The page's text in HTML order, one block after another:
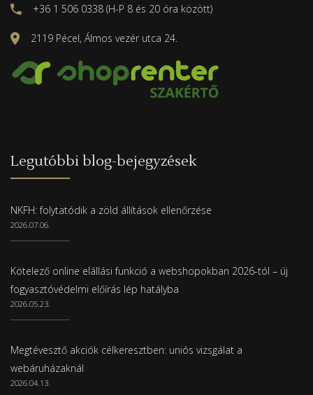
+36 1 506 0338 (H-P 8 és 20 óra között)
2119 Pécel, Álmos vezér utca 24.
Legutóbbi blog-bejegyzések
NKFH: folytatódik a zöld állítások ellenőrzése
2026.07.06.
Kötelező online elállási funkció a webshopokban 2026-tól – új
fogyasztóvédelmi előírás lép hatályba
2026.05.23.
Megtévesztő akciók célkeresztben: uniós vizsgálat a
webáruházaknál
2026.04.13.